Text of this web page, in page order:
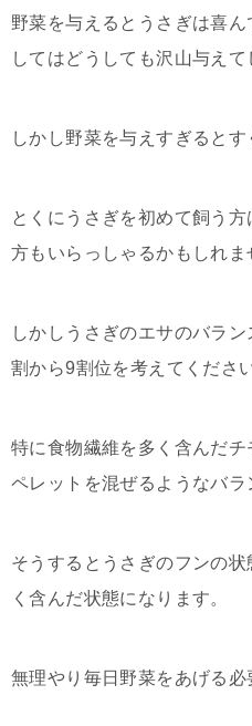
野菜を与えるとうさぎは喜
してはどうしても沢山与えて
しかし野菜を与えすぎると
とくにうさぎを初めて飼う
方もいらっしゃるかもしれま
しかしうさぎのエサのバラ
割から9割位を考えてください
特に食物繊維を多く含んだ
ペレットを混ぜるようなバラ
そうするとうさぎのフンの
く含んだ状態になります。
無理やり毎日野菜をあげる必